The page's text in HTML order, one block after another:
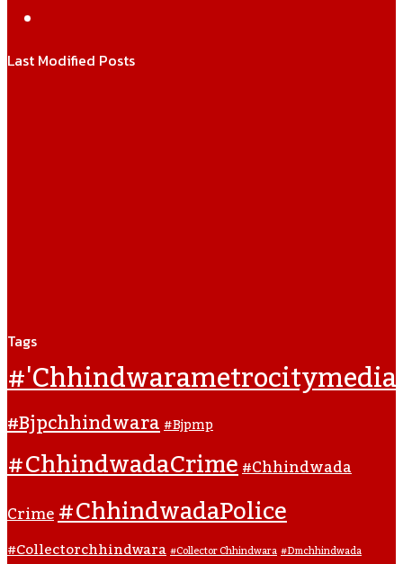
Last Modified Posts
Tags
#'chhindwarametrocitymedia
#bjpchhindwara#bjpmp
#ChhindwadaCrime#Chhindwada
Crime#ChhindwadaPolice
#collectorchhindwara#collector Chhindwara#dmchhindwada